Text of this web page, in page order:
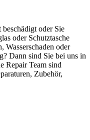
oder Sie
oder Schutztasche
Wasserschaden oder
Dann sind Sie bei uns in
Repair Team sind
Zubehör,